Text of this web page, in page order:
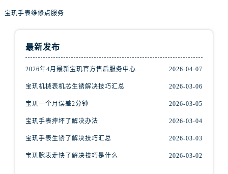
山西省长治市潞州区英雄中路宝玑售后服务中心（需提前预约）
天津市和平区赤峰道136号天津国际金融中心26层2603室宝玑售后服务中心（需提前预约）
宝玑手表维修点服务
最新发布
2026年4月最新宝玑官方售后服务中心网点考察报告（新址） 2026-04-07
宝玑机械表机芯生锈解决技巧汇总 2026-03-06
宝玑一个月误差2分钟 2026-03-05
宝玑手表摔坏了解决办法 2026-03-04
宝玑手表生锈了解决技巧汇总 2026-03-03
宝玑腕表走快了解决技巧是什么 2026-03-02